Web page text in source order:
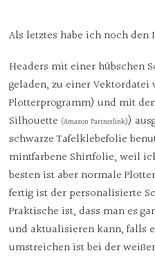
Als letztes habe ich noch
Headers mit einer hübschen
geladen, zu einer
Plotterprogramm) und mit
Silhouette (Amazon Partnerlink))
schwarze Tafelklebefolie
mintfarbene Shirtfolie, weil
besten ist aber normale
fertig ist der personalisierte
Praktische ist, dass man es
und aktualisieren kann, falls
umstreichen ist bei der